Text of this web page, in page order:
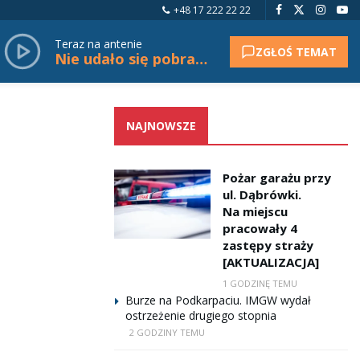
+48 17 222 22 22
Teraz na antenie
Nie udało się pobrać tytułu. ZGŁOŚ TEMAT
NAJNOWSZE
Pożar garażu przy
ul. Dąbrówki.
Na miejscu
pracowały 4
zastępy straży
[AKTUALIZACJA]
1 GODZINĘ TEMU
Burze na Podkarpaciu. IMGW wydał
ostrzeżenie drugiego stopnia
2 GODZINY TEMU